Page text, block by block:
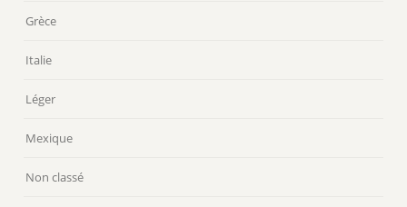
Grèce
Italie
Léger
Mexique
Non classé